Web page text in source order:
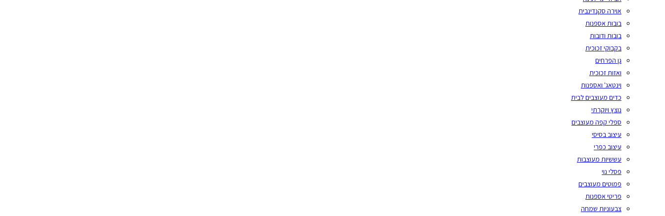
אוירה סקנדינבית
בובות אספנות
בובות ודובות
בקבוקי זכוכית
גן הפרחים
ואזות זכוכית
וינטאג' ואספנות
כדים מעוצבים לבית
נוצץ ויוקרתי
ספלי קפה מעוצבים
עיצוב בסיסי
עיצוב כפרי
עששיות מעוצבות
פסלי נוי
פמוטים מעוצבים
פריטי אספנות
צבעוניות שמחה